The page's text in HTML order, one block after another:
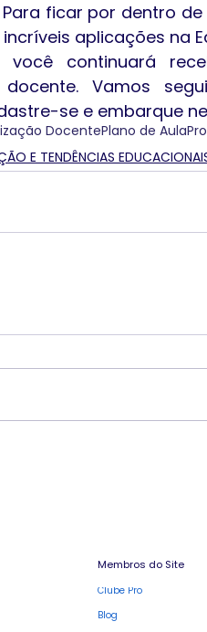
ficar por dentro
aplicações na
você continuará
Vamos
se e embarque
DocentePlano de Aula
E TENDÊNCIAS
Membros do Site
Clube Pro
Blog